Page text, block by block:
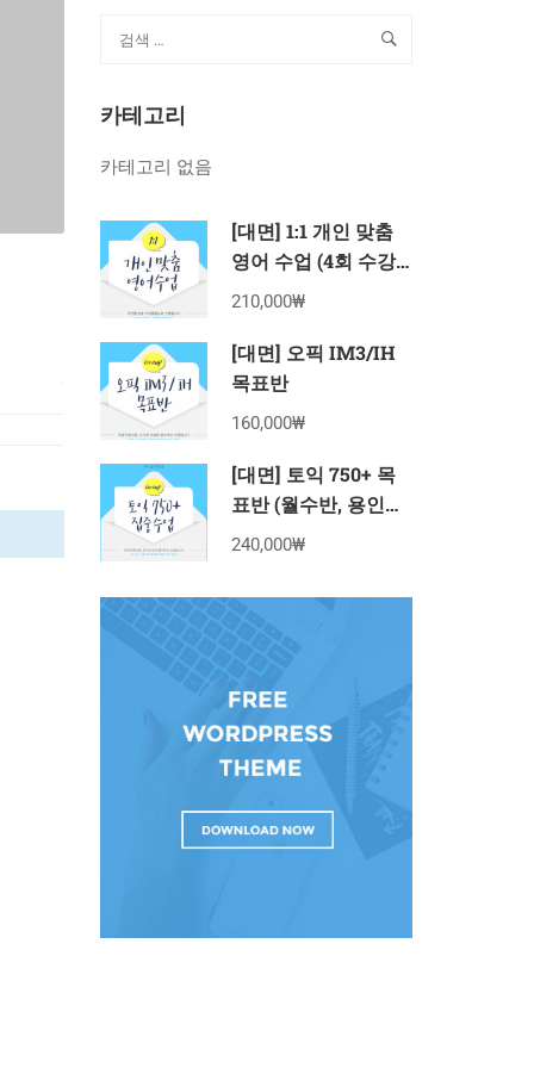
카테고리
카테고리 없음
[대면] 1:1 개인 맞춤
영어 수업 (4회 수강
권)
210,000₩
[대면] 오픽 IM3/IH
목표반
160,000₩
[대면] 토익 750+ 목
표반 (월수반, 용인죽
전 8월 수강권)
240,000₩